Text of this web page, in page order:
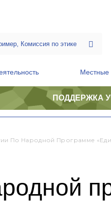
Местные
ПОДДЕРЖКА
По Народной Программе